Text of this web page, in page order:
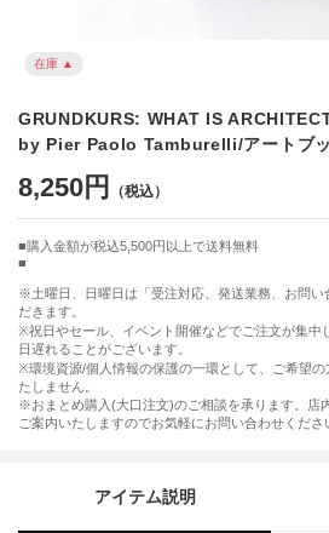
在庫 ▲
GRUNDKURS: WHAT IS
by Pier Paolo Tamburelli/アートブ
8,250円
購入金額が税込5,500円以上で送料無料
※土曜日、日曜日は「受注対応、発送業務、お問い
だきます。
※祝日やセール、イベント開催などでご注文が集中
日遅れることがございます。
※環境資源/個人情報の保護の一環として、ご希望
たしません。
※おまとめ購入(大口注文)のご相談を承ります。店
ご案内いたしますのでお気軽にお問い合わせくださ
アイテム説明